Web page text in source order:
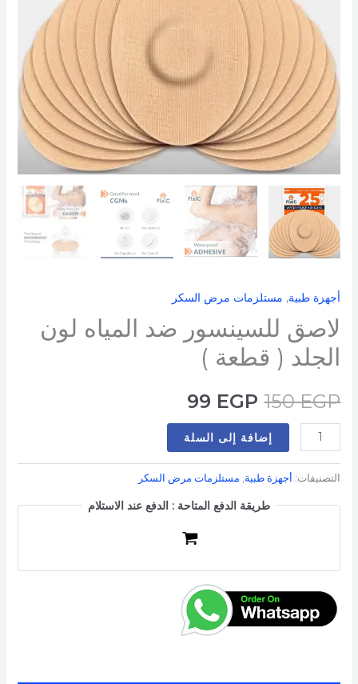
أجهزة طبية, مستلزمات مرض السكر
لاصق للسينسور ضد المياه لون
الجلد ( قطعة )
150EGP
99 EGP
قطعة
إضافة إلى السلة
التصنيفات: أجهزة طبية مستلزمات مرض السكر
طريقة الدفع المتاحة : الدفع عند الاستلام